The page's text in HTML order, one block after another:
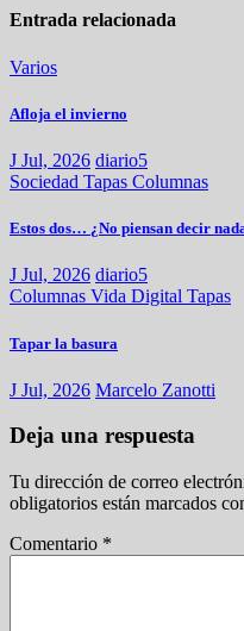
Entrada relacionada
Varios
Afloja el invierno
J Jul, 2026 diario5
Sociedad Tapas Columnas
Estos dos… ¿No piensan decir
J Jul, 2026 diario5
Columnas Vida Digital Tapas
Tapar la basura
J Jul, 2026 Marcelo Zanotti
Deja una respuesta
Tu dirección de correo
obligatorios están marcados
Comentario *